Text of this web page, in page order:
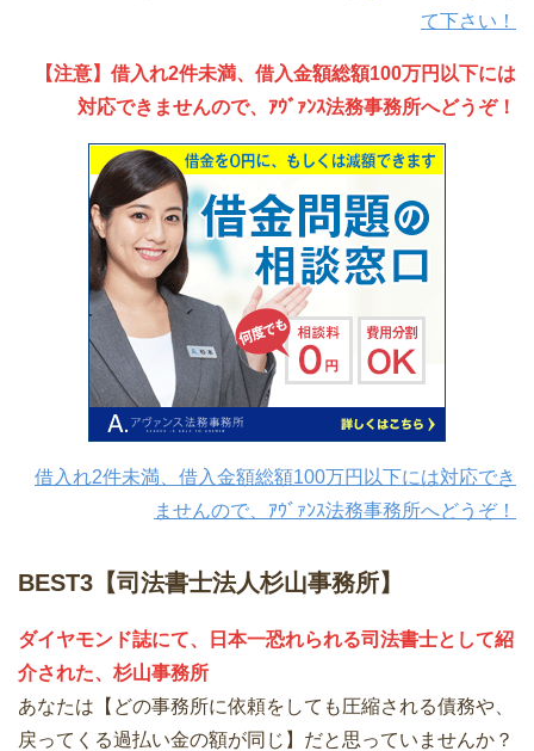
て下さい！
【注意】借入れ2件未満、借入金額総額100万円以下には
対応できませんので、ｱｳﾞｧﾝｽ法務事務所へどうぞ！
借入れ2件未満、借入金額総額100万円以下には対応でき
ませんので、ｱｳﾞｧﾝｽ法務事務所へどうぞ！
BEST3【司法書士法人杉山事務所】
ダイヤモンド誌にて、日本一恐れられる司法書士として紹
介された、杉山事務所
あなたは【どの事務所に依頼をしても圧縮される債務や、
戻ってくる過払い金の額が同じ】だと思っていませんか？